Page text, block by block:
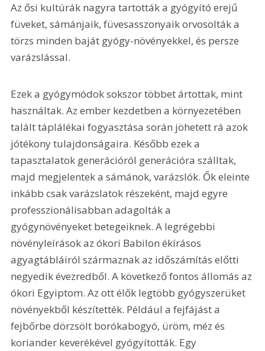
Az ősi kultúrák nagyra tartották a gyógyító erejű
füveket, sámánjaik, füvesasszonyaik orvosolták a
törzs minden baját gyógy-növényekkel, és persze
varázslással.
Ezek a gyógymódok sokszor többet ártottak, mint
használtak. Az ember kezdetben a környezetében
talált táplálékai fogyasztása során jöhetett rá azok
jótékony tulajdonságaira. Később ezek a
tapasztalatok generációról generációra szálltak,
majd megjelentek a sámánok, varázslók. Ők eleinte
inkább csak varázslatok részeként, majd egyre
professzionálisabban adagolták a
gyógynövényeket betegeiknek. A legrégebbi
növényleírások az ókori Babilon ékírásos
agyagtábláiról származnak az időszámítás előtti
negyedik évezredből. A következő fontos állomás az
ókori Egyiptom. Az ott élők legtöbb gyógyszerüket
növényekből készítették. Például a fejfájást a
fejbőrbe dörzsölt borókabogyó, üröm, méz és
koriander keverékével gyógyították. Egy